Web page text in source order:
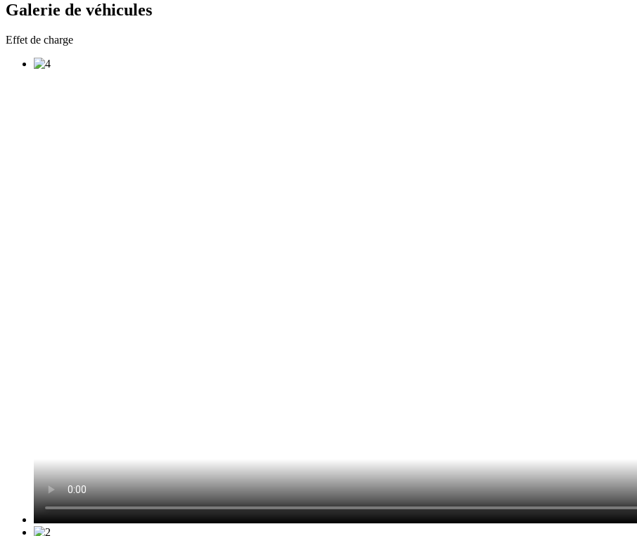
Galerie de véhicules
Effet de charge